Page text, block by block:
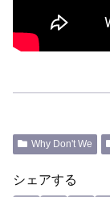
Why Don't We
シェアする